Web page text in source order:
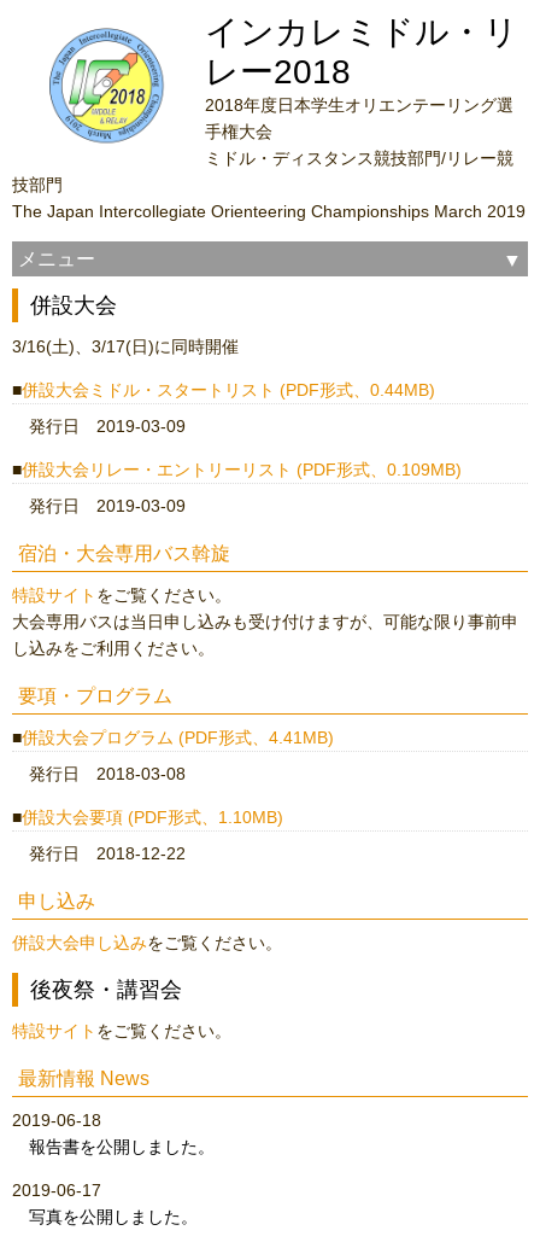
インカレミドル・リ
レー2018
2018年度日本学生オリエンテーリング選
手権大会
ミドル・ディスタンス競技部門/リレー競
技部門
The Japan Intercollegiate Orienteering Championships March 2019
メニュー
併設大会
3/16(土)、3/17(日)に同時開催
併設大会ミドル・スタートリスト (PDF形式、0.44MB)
発行日 2019-03-09
併設大会リレー・エントリーリスト (PDF形式、0.109MB)
発行日 2019-03-09
宿泊・大会専用バス斡旋
特設サイト をご覧ください。
大会専用バスは当日申し込みも受け付けますが、可能な限り事前申
し込みをご利用ください。
要項・プログラム
併設大会プログラム (PDF形式、4.41MB)
発行日 2018-03-08
併設大会要項 (PDF形式、1.10MB)
発行日 2018-12-22
申し込み
併設大会申し込みをご覧ください。
後夜祭・講習会
特設サイト をご覧ください。
最新情報 News
2019-06-18
報告書を公開しました。
2019-06-17
写真を公開しました。